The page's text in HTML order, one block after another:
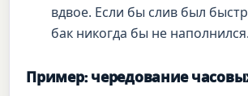
вдвое. Если бы слив был
бак никогда бы не наполнился.
Пример: чередование